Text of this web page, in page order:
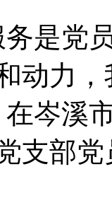
党员
动力
岑溪
支部